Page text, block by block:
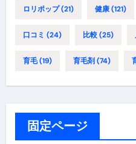
ロリポップ(21) 健康(121)
口コミ (24) 比較(25)
育毛(19) 育毛剤 (74)
固定ページ